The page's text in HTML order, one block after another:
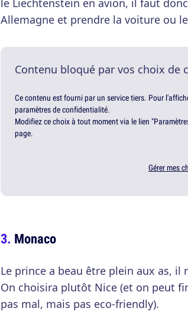
le Liechtenstein en avion, il faut
Allemagne et prendre la voiture ou
Contenu bloqué par vos choix de
Ce contenu est fourni par un service tiers. Pour
paramètres de confidentialité.
Modifiez ce choix à tout moment via le lien
page.
Gérer mes
Monaco
Le prince a beau être plein aux as, il
On choisira plutôt Nice (et on peut
pas mal, mais pas eco-friendly).